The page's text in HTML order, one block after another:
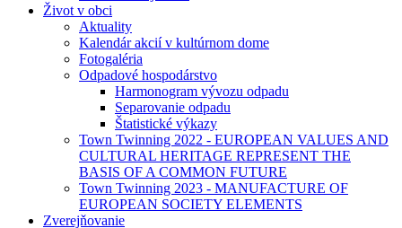
Život v obci
Aktuality
Kalendár akcií v kultúrnom dome
Fotogaléria
Odpadové hospodárstvo
Harmonogram vývozu odpadu
Separovanie odpadu
Štatistické výkazy
Town Twinning 2022 - EUROPEAN VALUES AND
CULTURAL HERITAGE REPRESENT THE
BASIS OF A COMMON FUTURE
Town Twinning 2023 - MANUFACTURE OF
EUROPEAN SOCIETY ELEMENTS
Zverejňovanie